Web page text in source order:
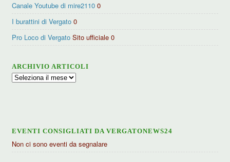
Canale Youtube di mire2110 0
I burattini di Vergato 0
Pro Loco di Vergato Sito ufficiale 0
ARCHIVIO ARTICOLI
Archivio
EVENTI CONSIGLIATI DA VERGATONEWS24
Non ci sono eventi da segnalare